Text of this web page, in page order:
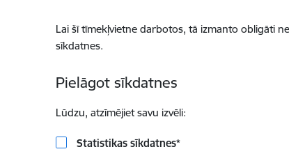
Lai šī tīmekļvietne darbotos, tā izmanto obligāti
sīkdatnes.
Pielāgot sīkdatnes
Lūdzu, atzīmējiet savu izvēli:
Statistikas sīkdatnes*